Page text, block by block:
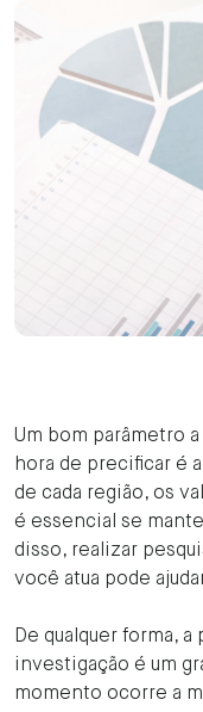
Um bom parâmetro
hora de precificar é
de cada região, os
é essencial se
disso, realizar
você atua pode
De qualquer forma,
investigação é um
momento ocorre a